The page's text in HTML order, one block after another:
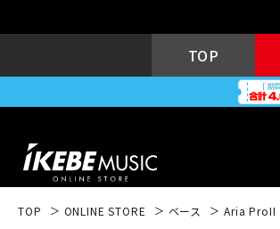
TOP
TOP ONLINE STORE ベース Aria ProII